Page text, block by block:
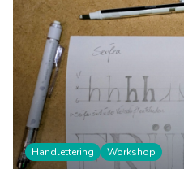
Handlettering Workshop